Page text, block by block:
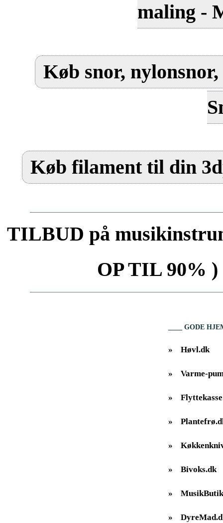
maling -
Køb snor,
Køb filament til din
TILBUD på
OP TIL 90%
GODE
» Høvl.dk
» Varme-
»
»
»
» Bivoks.dk
»
»